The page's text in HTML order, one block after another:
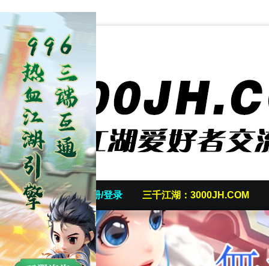
首页 发帖/注册/登录 三千江湖：3000JH.COM